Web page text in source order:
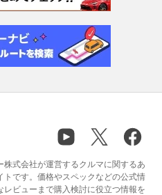
式会社が運営するクルマに関するあ
トです。価格やスペックなどの公式情
ビューまで購入検討に役立つ情報を